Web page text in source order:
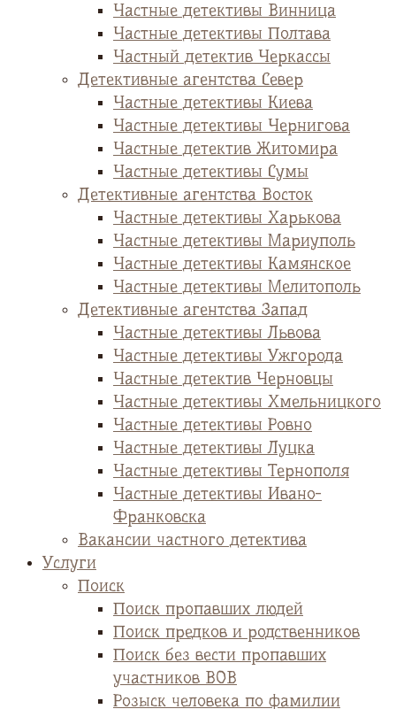
Частные детективы Винница
Частные детективы Полтава
Частный детектив Черкассы
Детективные агентства Север
Частные детективы Киева
Частные детективы Чернигова
Частные детектив Житомира
Частные детективы Сумы
Детективные агентства Восток
Частные детективы Харькова
Частные детективы Мариуполь
Частные детективы Камянское
Частные детективы Мелитополь
Детективные агентства Запад
Частные детективы Львова
Частные детективы Ужгорода
Частные детектив Черновцы
Частные детективы Хмельницкого
Частные детективы Ровно
Частные детективы Луцка
Частные детективы Тернополя
Частные детективы Ивано-
Франковска
Вакансии частного детектива
Услуги
Поиск
Поиск пропавших людей
Поиск предков и родственников
Поиск без вести пропавших
участников ВОВ
Розыск человека по фамилии